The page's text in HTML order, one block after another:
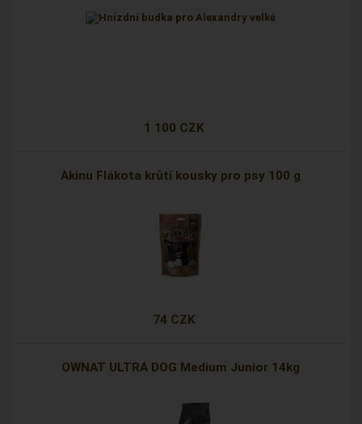
1 100 CZK
Akinu Flákota krůtí kousky pro psy 100 g
74 CZK
OWNAT ULTRA DOG Medium Junior 14kg